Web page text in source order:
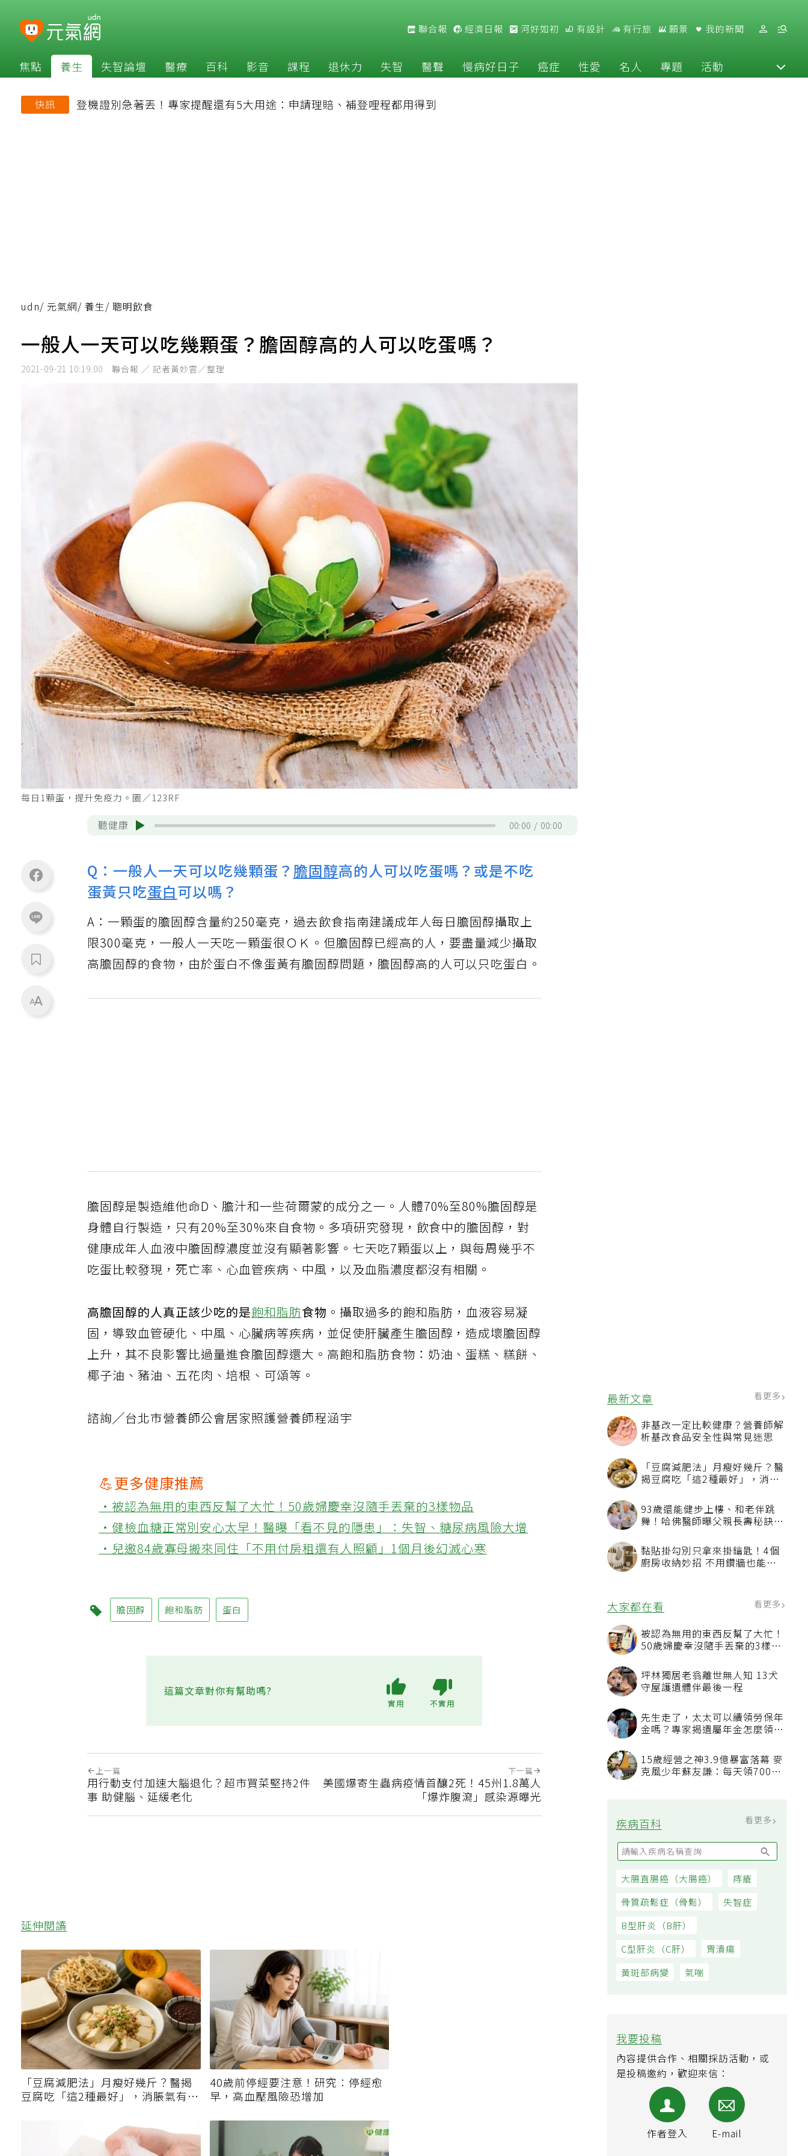
聯合報 經濟日報 河好如初 有設計 有行旅 願景 我的新聞
焦點 養生 失智論壇 醫療 百科 影音 課程 退休力 失智 醫聲 慢病好日子 癌症 性愛 名人 專題 活動
快訊 登機證別急著丟！專家提醒還有5大用途：申請理賠、補登哩程都用得到
最新文章 看更多
非基改一定比較健康？營養師解
析基改食品安全性與常見迷思
「豆腐減肥法」月瘦好幾斤？醫
揭豆腐吃「這2種最好」，消脹
93歲還能健步上樓、和老伴跳
舞！哈佛醫師曝父親長壽秘訣：
黏貼掛勾別只拿來掛鑰匙！4個
廚房收納妙招 不用鑽牆也能省
大家都在看 看更多
被認為無用的東西反幫了大忙！
50歲婦慶幸沒隨手丟棄的3樣物
坪林獨居老翁離世無人知 13犬
守屋護遺體伴最後一程
先生走了，太太可以續領勞保年
金嗎？專家揭遺屬年金怎麼領，
15歲經營之神3.9億暴富落幕 麥
克風少年蘇友謙：每天領700元
疾病百科
大腸直腸癌（大腸癌） 痔瘡
骨質疏鬆症（骨鬆） 失智症
B型肝炎（B肝）
我要投稿
內容提供合作、相關採訪活動，或
是投稿邀約，歡迎來信：
udn/ 元氣網/ 養生/ 聰明飲食
一般人一天可以吃幾顆蛋？膽固醇高的人可以吃蛋嗎？
2021-09-21 10:19:00 聯合報 ／ 記者黃妙雲／整理
每日1顆蛋，提升免疫力。圖／123RF
聽健康 00:00 00:00
Q：一般人一天可以吃幾顆蛋？膽固醇高的人可以吃蛋嗎？或是不吃
蛋黃只吃蛋白可以嗎？
A：一顆蛋的膽固醇含量約250毫克，過去飲食指南建議成年人每日膽固醇攝取上
限300毫克，一般人一天吃一顆蛋很ＯＫ。但膽固醇已經高的人，要盡量減少攝取
高膽固醇的食物，由於蛋白不像蛋黃有膽固醇問題，膽固醇高的人可以只吃蛋白。
膽固醇是製造維他命D、膽汁和一些荷爾蒙的成分之一。人體70%至80%膽固醇是
身體自行製造，只有20%至30%來自食物。多項研究發現，飲食中的膽固醇，對
健康成年人血液中膽固醇濃度並沒有顯著影響。七天吃7顆蛋以上，與每周幾乎不
吃蛋比較發現，死亡率、心血管疾病、中風，以及血脂濃度都沒有相關。
高膽固醇的人真正該少吃的是飽和脂肪食物 。攝取過多的飽和脂肪，血液容易凝
固，導致血管硬化、中風、心臟病等疾病，並促使肝臟產生膽固醇，造成壞膽固醇
上升，其不良影響比過量進食膽固醇還大。高飽和脂肪食物：奶油、蛋糕、糕餅、
椰子油、豬油、五花肉、培根、可頌等。
諮詢╱台北市營養師公會居家照護營養師程涵宇
💪更多健康推薦
‧被認為無用的東西反幫了大忙！50歲婦慶幸沒隨手丟棄的3樣物品
‧健檢血糖正常別安心太早！醫曝「看不見的隱患」：失智、糖尿病風險大增
‧兒邀84歲寡母搬來同住「不用付房租還有人照顧」1個月後幻滅心寒
膽固醇 飽和脂肪 蛋白
這篇文章對你有幫助嗎?
上一篇
用行動支付加速大腦退化？超市買菜堅持2件
事 助健腦、延緩老化
下一篇
美國爆寄生蟲病疫情首釀2死！45州1.8萬人
「爆炸腹瀉」感染源曝光
延伸閱讀
「豆腐減肥法」月瘦好幾斤？醫揭
豆腐吃「這2種最好」，消脹氣有妙
40歲前停經要注意！研究：停經愈
早，高血壓風險恐增加